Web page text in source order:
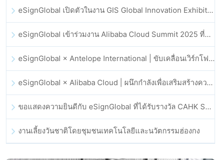
eSignGlobal เปิดตัวในงาน GIS Global Innovation Exhibition 2025
eSignGlobal เข้าร่วมงาน Alibaba Cloud Summit 2025 ที่ฮ่องกง เพื่อขับเคลื่อนนวัตกรรมคลาวด์ที่ขับเคลื่อนด้วย AI และความเชื่อมั่นทางดิจิทัล
eSignGlobal × Antelope International | ขับเคลื่อนเวิร์กโฟลดิจิทัลที่ปลอดภัยและขับเคลื่อนด้วย AI
eSignGlobal × Alibaba Cloud | ผนึกกำลังเพื่อเสริมสร้างความเชื่อมั่นดิจิทัลระดับโลกสำหรับฟินเทค
ขอแสดงความยินดีกับ eSignGlobal ที่ได้รับรางวัล CAHK STAR Award 2025
งานเลี้ยงวันชาติโดยชุมชนเทคโนโลยีและนวัตกรรมฮ่องกง